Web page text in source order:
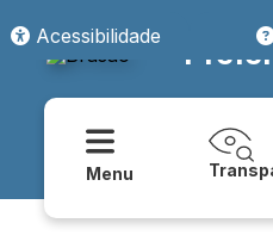
Acessibilidade
Menu